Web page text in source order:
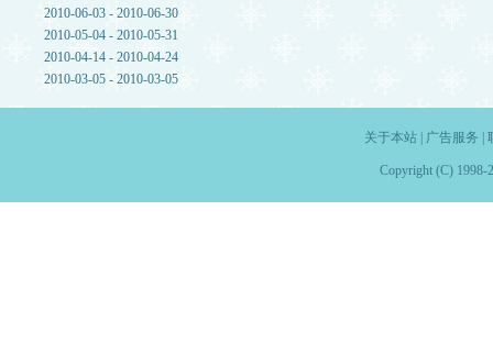
2010-06-03 - 2010-06-30
2010-05-04 - 2010-05-31
2010-04-14 - 2010-04-24
2010-03-05 - 2010-03-05
关于本站| 广告服务
Copyright (C) 1998-